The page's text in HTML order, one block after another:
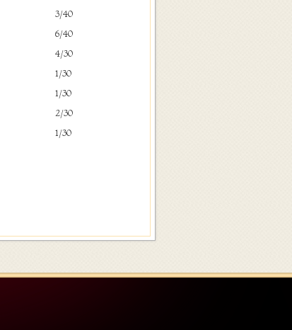
3/40
6/40
4/30
1/30
1/30
2/30
1/30